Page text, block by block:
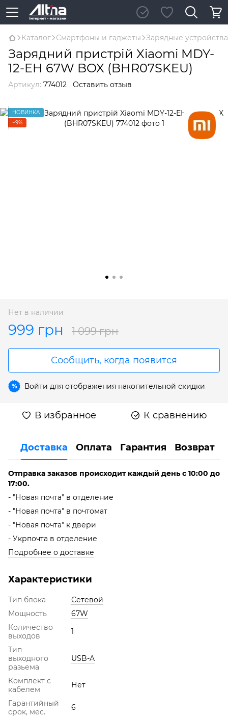
Каталог Смартфоны и гаджеты Зарядные
Зарядний пристрій Xiaomi MDY-
12-EH 67W BOX (BHR07SKEU)
Артикул: 774012 Оставить отзыв
НОВИНКА
−9%
Нет в наличии
999 грн 1 099 грн
Сообщить, когда появится
% Войти для отображения накопительной скидки
В избранное К сравнению
Доставка Оплата Гарантия Возврат
Отправка заказов происходит каждый день с 10:00 до
17:00.
- "Новая почта" в отделение
- "Новая почта" в почтомат
- "Новая почта" к двери
- Укрпочта в отделение
Подробнее о доставке
Характеристики
Тип блока
Сетевой
Мощность
67W
Количество
выходов
1
Тип
выходного
разьема
USB-A
Комплект с
кабелем
Нет
Гарантийный
срок, мес.
6